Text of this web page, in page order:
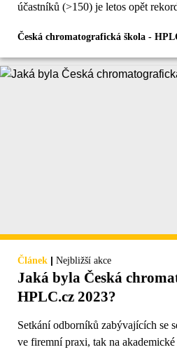
účastníků (>150) je letos opět
Česká chromatografická škola -
Článek | Nejbližší akce
Jaká byla Česká
HPLC.cz 2023?
Setkání odborníků zabývajících se
ve firemní praxi, tak na